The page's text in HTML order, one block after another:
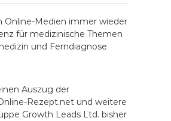
Online-Medien immer wieder
für medizinische Themen
und Ferndiagnose
Auszug der
Rezept.net und weitere
Growth Leads Ltd. bisher